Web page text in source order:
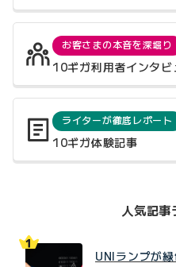
お客さまの本音を深堀り
10ギガ利用者インタビ
ライターが徹底レポート
10ギガ体験記事
人気記
UNIランプが